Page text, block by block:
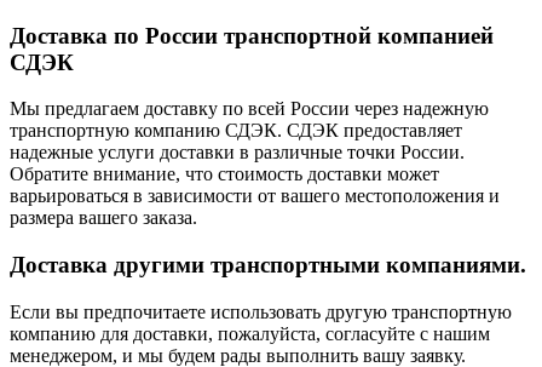
Доставка по России транспортной компанией
СДЭК
Мы предлагаем доставку по всей России через надежную
транспортную компанию СДЭК. СДЭК предоставляет
надежные услуги доставки в различные точки России.
Обратите внимание, что стоимость доставки может
варьироваться в зависимости от вашего местоположения и
размера вашего заказа.
Доставка другими транспортными компаниями.
Если вы предпочитаете использовать другую транспортную
компанию для доставки, пожалуйста, согласуйте с нашим
менеджером, и мы будем рады выполнить вашу заявку.